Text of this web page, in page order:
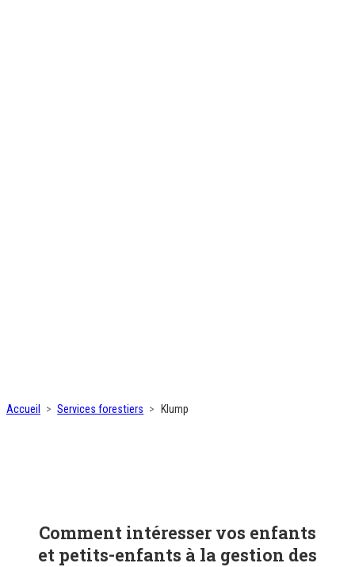
Accueil Services forestiers Klump
Comment intéresser vos enfants
et petits-enfants à la gestion des